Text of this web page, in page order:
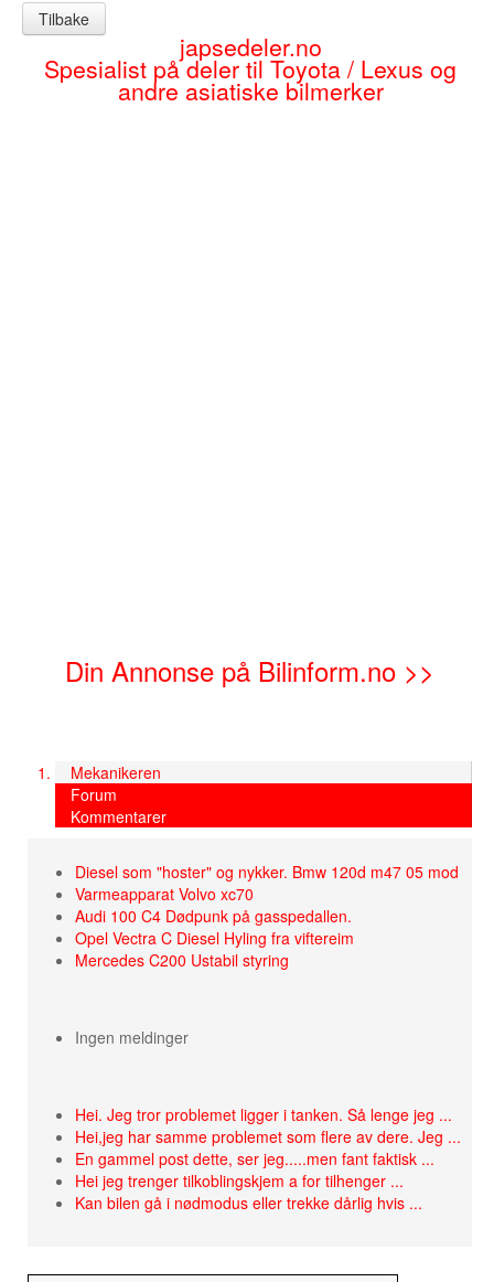
Nordland
Vest Agder
Tilbake
japsedeler.no
Spesialist på deler til Toyota / Lexus og
andre asiatiske bilmerker
Din Annonse på Bilinform.no >>
Mekanikeren
Forum
Kommentarer
Diesel som "hoster" og nykker. Bmw 120d m47 05 mod
Varmeapparat Volvo xc70
Audi 100 C4 Dødpunk på gasspedallen.
Opel Vectra C Diesel Hyling fra viftereim
Mercedes C200 Ustabil styring
Ingen meldinger
Hei. Jeg tror problemet ligger i tanken. Så lenge jeg ...
Hei,jeg har samme problemet som flere av dere. Jeg ...
En gammel post dette, ser jeg.....men fant faktisk ...
Hei jeg trenger tilkoblingskjem a for tilhenger ...
Kan bilen gå i nødmodus eller trekke dårlig hvis ...